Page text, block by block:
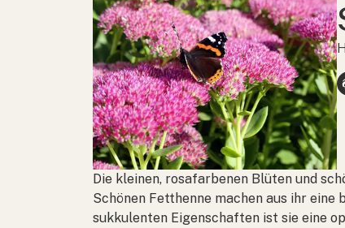
Die kleinen, rosafarbenen Blüten und
Schönen Fetthenne machen aus ihr
sukkulenten Eigenschaften ist sie eine